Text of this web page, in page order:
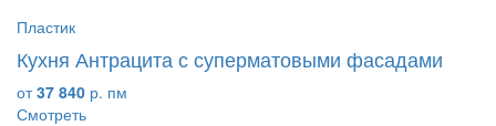
Пластик
Кухня Антрацита с суперматовыми фасадами
от37 840 р. пм
Смотреть